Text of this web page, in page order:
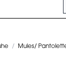
/ Mules/